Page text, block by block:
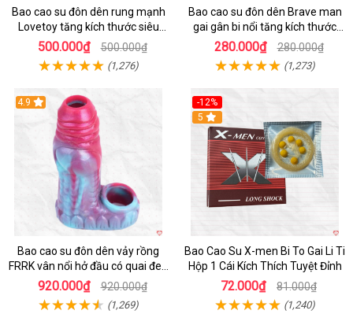
Bao cao su đôn dên rung mạnh
Lovetoy tăng kích thước siêu
phê
500.000₫ 500.000₫
(1,276)
Bao cao su đôn dên Brave man
gai gân bi nổi tăng kích thước
kéo dài thời gian
280.000₫ 280.000₫
(1,273)
4.9
Bao cao su đôn dên vảy rồng
FRRK vân nổi hở đầu có quai đeo
bìu cao cấp
920.000₫ 920.000₫
(1,269)
-12%
Hot
5
Bao Cao Su X-men Bi To Gai Li Ti
Hộp 1 Cái Kích Thích Tuyệt Đỉnh
72.000₫ 81.000₫
(1,240)